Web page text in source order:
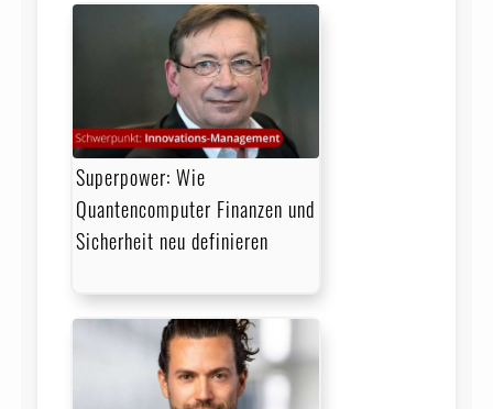
Superpower: Wie
Quantencomputer Finanzen und
Sicherheit neu definieren